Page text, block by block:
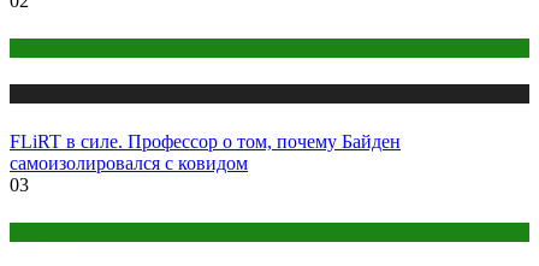
FLiRT в силе. Профессор о том, почему Байден
самоизолировался с ковидом
03